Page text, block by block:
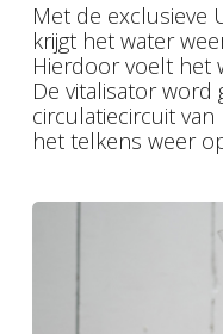
Met de exclusieve
krijgt het water
Hierdoor voelt het
De vitalisator word
circulatiecircuit
het telkens weer